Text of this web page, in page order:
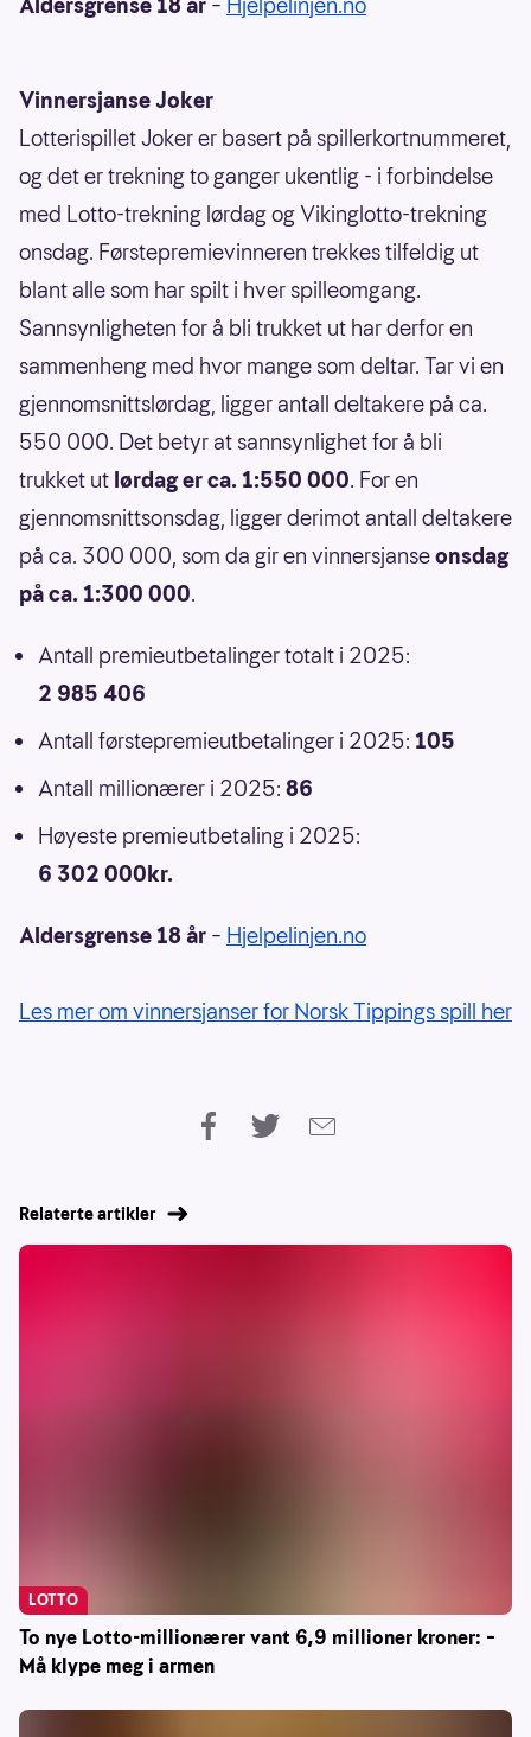
Vinnersjanse Joker
Lotterispillet Joker er basert på spillerkortnummeret,
og det er trekning to ganger ukentlig - i forbindelse
med Lotto-trekning lørdag og Vikinglotto-trekning
onsdag. Førstepremievinneren trekkes tilfeldig ut
blant alle som har spilt i hver spilleomgang.
Sannsynligheten for å bli trukket ut har derfor en
sammenheng med hvor mange som deltar. Tar vi en
gjennomsnittslørdag, ligger antall deltakere på ca.
550 000. Det betyr at sannsynlighet for å bli
trukket ut lørdag er ca. 1:550 000. For en
gjennomsnittsonsdag, ligger derimot antall deltakere
på ca. 300 000, som da gir en vinnersjanseonsdag
på ca. 1:300 000.
Antall premieutbetalinger totalt i 2025:
2 985 406
Antall førstepremieutbetalinger i 2025: 105
Antall millionærer i 2025: 86
Høyeste premieutbetaling i 2025:
6 302 000kr.
Aldersgrense 18 år – Hjelpelinjen.no
Les mer om vinnersjanser for Norsk Tippings spill her
Relaterte artikler
To nye Lotto-millionærer vant 6,9 millioner kroner: –
Må klype meg i armen
LOTTO